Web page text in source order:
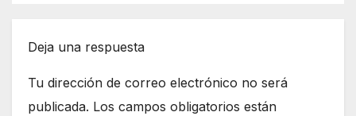
Deja una respuesta
Tu dirección de correo electrónico no será
publicada. Los campos obligatorios están